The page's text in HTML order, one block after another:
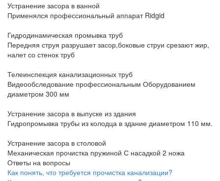
Устранение засора в ванной
Применялся профессиональный аппарат Ridgid
Гидродинамическая промывка труб
Передняя струя разрушает засор,боковые струи срезают жир,
налет со стенок труб
Телеинспекция канализационных труб
Видеообследование профессиональным Оборудованием
диаметром 300 мм
Устранение засора в выпуске из здания
Гидропромывка трубы из колодца в здание диаметром 110 мм.
Устранение засора в столовой
Механическая прочистка пружиной С насадкой 2 ножа
Ответы на вопросы
Как понять, что требуется прочистка канализации?